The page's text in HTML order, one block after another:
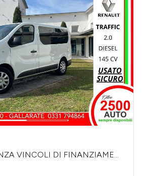
VINCOLI DI FINANZIAMEN